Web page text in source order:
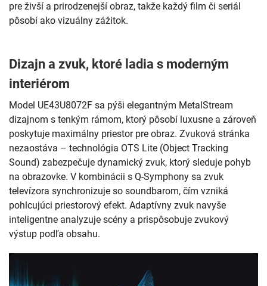
pre živší a prirodzenejší obraz, takže každý film či seriál
pôsobí ako vizuálny zážitok.
Dizajn a zvuk, ktoré ladia s moderným
interiérom
Model UE43U8072F sa pýši elegantným MetalStream
dizajnom s tenkým rámom, ktorý pôsobí luxusne a zároveň
poskytuje maximálny priestor pre obraz. Zvuková stránka
nezaostáva – technológia OTS Lite (Object Tracking
Sound) zabezpečuje dynamický zvuk, ktorý sleduje pohyb
na obrazovke. V kombinácii s Q-Symphony sa zvuk
televízora synchronizuje so soundbarom, čím vzniká
pohlcujúci priestorový efekt. Adaptívny zvuk navyše
inteligentne analyzuje scény a prispôsobuje zvukový
výstup podľa obsahu.